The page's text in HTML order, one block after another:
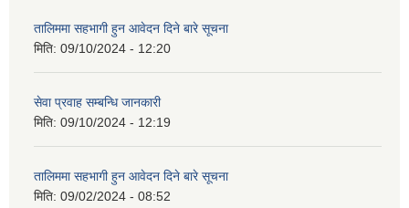
तालिममा सहभागी हुन आवेदन दिने बारे सूचना
मिति: 09/10/2024 - 12:20
सेवा प्रवाह सम्बन्धि जानकारी
मिति: 09/10/2024 - 12:19
तालिममा सहभागी हुन आवेदन दिने बारे सूचना
मिति: 09/02/2024 - 08:52